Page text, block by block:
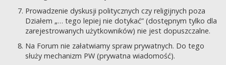
Prowadzenie dyskusji politycznych czy religijnych poza
Działem „… tego lepiej nie dotykać” (dostępnym tylko dla
zarejestrowanych użytkowników) nie jest dopuszczalne.
Na Forum nie załatwiamy spraw prywatnych. Do tego
służy mechanizm PW (prywatna wiadomość).